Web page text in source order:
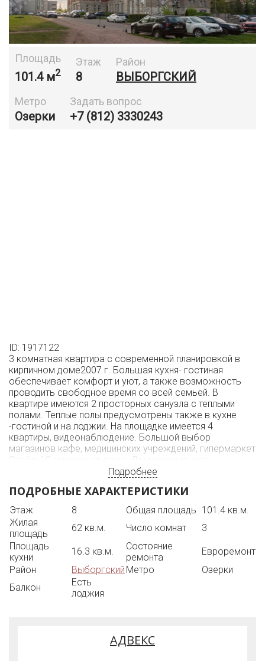
Площадь
101.4 м2
Этаж
8
Район
ВЫБОРГСКИЙ
Метро
Озерки
Задать вопрос
+7 (812) 3330243
ID: 1917122
3 комнатная квартира с современной планировкой в
кирпичном доме2007 г. Большая кухня- гостиная
обеспечивает комфорт и уют, а также возможность
проводить свободное время со всей семьей. В
квартире имеются 2 просторных санузла с теплыми
полами. Теплые полы предусмотрены также в кухне
-гостиной и на лоджии. На площадке имеется 4
квартиры, видеонаблюдение. Большой выбор
магазинов кафе, медицинских учреждений, гипермаркет
Окей в 10 минутах от дома. Дом находиться в
окружении множества парков и зон отдыха-знаменитый
А главное-удобная транспортная доступность метро
Озерки 10 минут, автобусные остановки, быстрый
выезд на КАД, Полная стоимость в договоре,
встречная покупка несложная.
Подробнее
ПОДРОБНЫЕ ХАРАКТЕРИСТИКИ
Этаж 8 Общая площадь 101.4 кв.м.
Жилая
площадь
62 кв.м. Число комнат
3
Площадь
кухни
16.3 кв.м.
Состояние
ремонта
Евроремонт
Район
Выборгский Метро
Озерки
Балкон
Есть
лоджия
АДВЕКС